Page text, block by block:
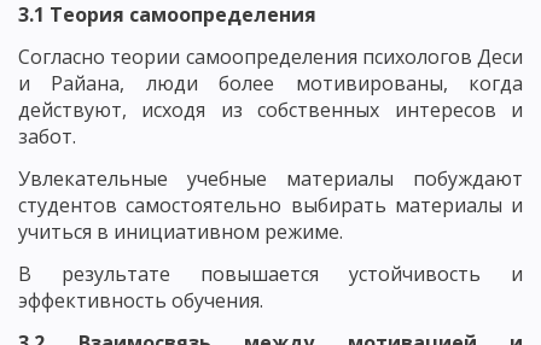
3.1 Теория самоопределения
Согласно теории самоопределения психологов Деси
и Райана, люди более мотивированы, когда
действуют, исходя из собственных интересов и
забот.
Увлекательные учебные материалы побуждают
студентов самостоятельно выбирать материалы и
учиться в инициативном режиме.
В результате повышается устойчивость и
эффективность обучения.